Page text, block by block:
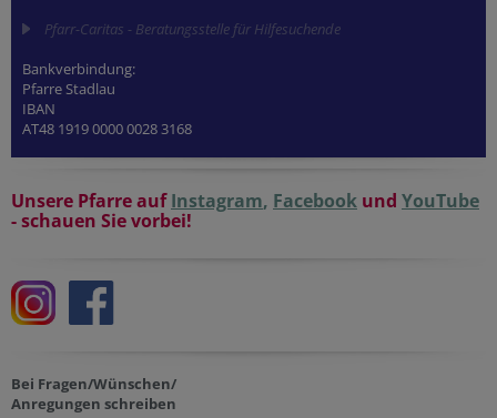
Pfarr-Caritas - Beratungsstelle für Hilfesuchende
Bankverbindung:
Pfarre Stadlau
IBAN
AT48 1919 0000 0028 3168
Unsere Pfarre auf Instagram, Facebook und YouTube
- schauen Sie vorbei!
Bei Fragen/Wünschen/
Anregungen schreiben